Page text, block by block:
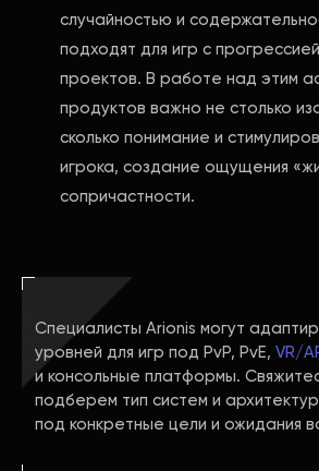
случайностью и
подходят для игр с
проектов. В работе над этим
продуктов важно не столько
сколько понимание и
игрока, создание ощущения
сопричастности.
Специалисты Arionis могут
уровней для игр под PvP, PvE, VR/
и консольные платформы.
подберем тип систем и
под конкретные цели и ожидания